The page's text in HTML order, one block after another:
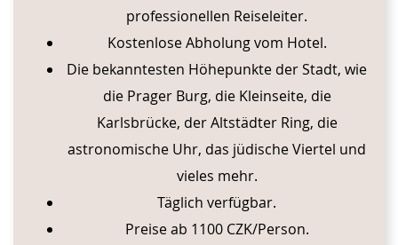
professionellen Reiseleiter.
Kostenlose Abholung vom Hotel.
Die bekanntesten Höhepunkte der Stadt, wie
die Prager Burg, die Kleinseite, die
Karlsbrücke, der Altstädter Ring, die
astronomische Uhr, das jüdische Viertel und
vieles mehr.
Täglich verfügbar.
Preise ab 1100 CZK/Person.